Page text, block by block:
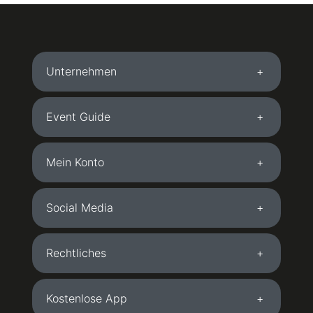
Unternehmen
Event Guide
Mein Konto
Social Media
Rechtliches
Kostenlose App